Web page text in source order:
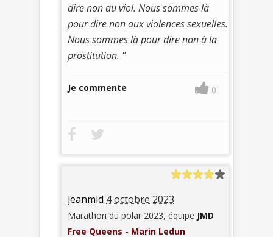
dire non au viol. Nous sommes là
pour dire non aux violences sexuelles.
Nous sommes là pour dire non à la
prostitution. "
Je commente 0
jeanmid 4 octobre 2023
Marathon du polar 2023, équipe JMD
Free Queens - Marin Ledun